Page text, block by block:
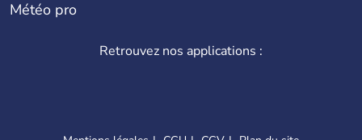
Météo pro
Retrouvez nos applications :